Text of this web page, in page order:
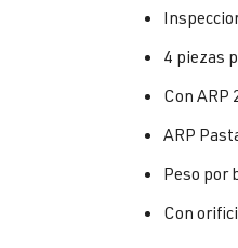
4 piezas
Con ARP
ARP
Peso por
Con